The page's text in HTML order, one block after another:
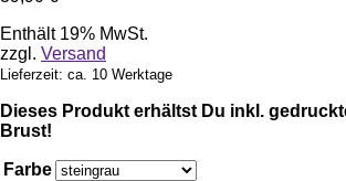
Enthält 19% MwSt.
zzgl. Versand
Lieferzeit: ca. 10 Werktage
Dieses Produkt erhältst Du inkl.
Brust!
Farbe